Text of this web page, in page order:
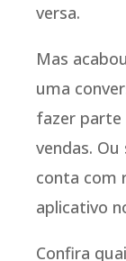
versa.
Mas
uma
fazer parte
vendas.
conta com
aplicativo
Confira